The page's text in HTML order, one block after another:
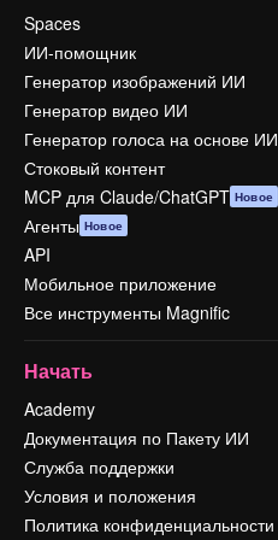
Spaces
ИИ-помощник
Генератор изображений ИИ
Генератор видео ИИ
Генератор голоса на основе ИИ
Стоковый контент
MCP для Claude/ChatGPT Новое
Агенты Новое
API
Мобильное приложение
Все инструменты Magnific
Начать
Academy
Документация по Пакету ИИ
Служба поддержки
Условия и положения
Политика конфиденциальности